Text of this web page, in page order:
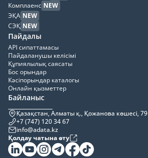
Комплаенс NEW
ЭҚА NEW
СЭҚ NEW
Пайдалы
API сипаттамасы
Пайдаланушы келісімі
Құпиялылық саясаты
Бос орындар
Кәсіпорындар каталогы
Онлайн қызметтер
Байланыс
Қазақстан, Алматы қ., Қожанова көшесі, 79
+7 (747) 120 34 67
info@adata.kz
Қолдау чатына өту